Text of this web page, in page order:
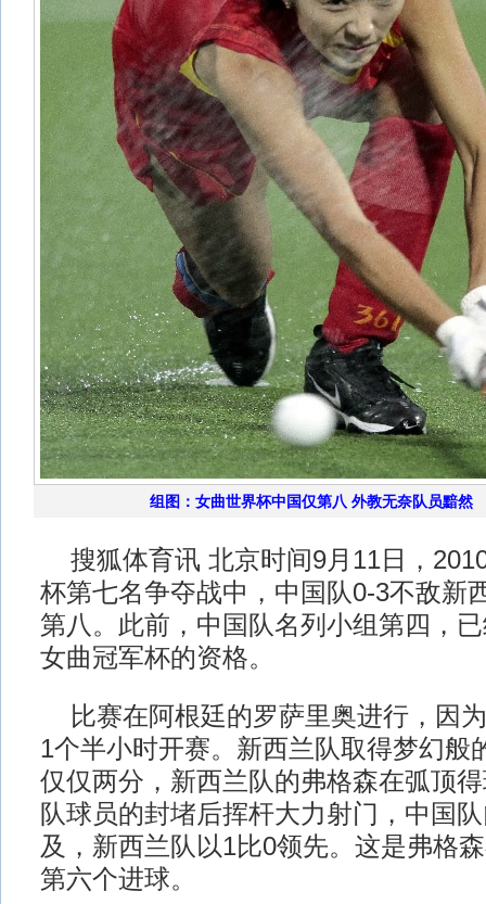
组图：女曲世界杯中国仅第八 外教无奈队员黯然
搜狐体育讯 北京时间9月11日，
杯第七名争夺战中，中国队0-3不敌新
第八。此前，中国队名列小组第四，
女曲冠军杯的资格。
比赛在阿根廷的罗萨里奥进行，因
1个半小时开赛。新西兰队取得梦幻般
仅仅两分，新西兰队的弗格森在弧顶
队球员的封堵后挥杆大力射门，中国
及，新西兰队以1比0领先。这是弗格
第六个进球。